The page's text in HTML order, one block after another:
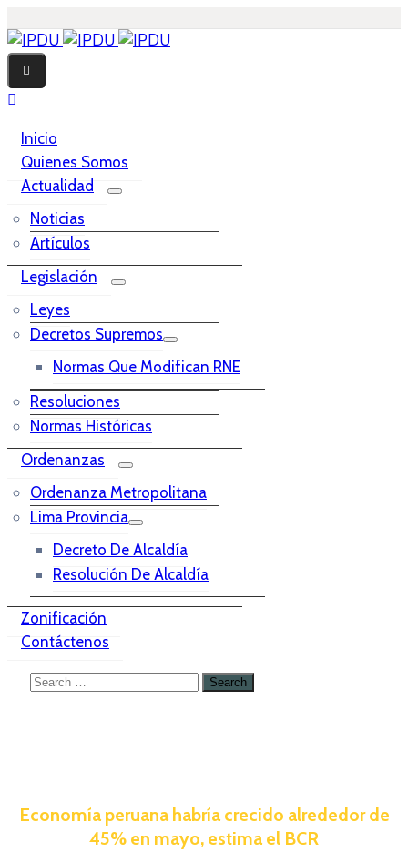
Inicio
Quienes Somos
Actualidad
Noticias
Artículos
Legislación
Leyes
Decretos Supremos
Normas Que Modifican RNE
Resoluciones
Normas Históricas
Ordenanzas
Ordenanza Metropolitana
Lima Provincia
Decreto De Alcaldía
Resolución De Alcaldía
Zonificación
Contáctenos
Economía peruana habría crecido alrededor de
45% en mayo, estima el BCR